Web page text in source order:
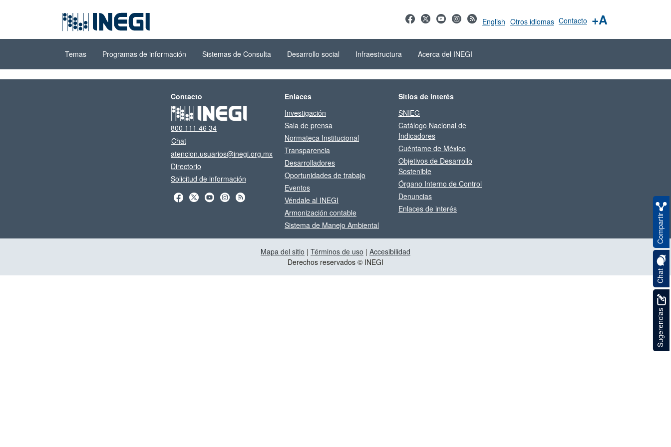
principal
(INEGI)
English Otros idiomas Contacto +A
Temas Programas de información Sistemas de Consulta Desarrollo social Infraestructura Acerca del INEGI
Sugerencias
Chat
Compartir
Contacto
800 111 46 34
Chat
atencion.usuarios@inegi.org.mx
Directorio
Solicitud de información
Enlaces
Investigación
Sala de prensa
Normateca Institucional
Transparencia
Desarrolladores
Oportunidades de trabajo
Eventos
Véndale al INEGI
Armonización contable
Sistema de Manejo Ambiental
Sitios de interés
SNIEG
Catálogo Nacional de
Indicadores
Cuéntame de México
Objetivos de Desarrollo
Sostenible
Órgano Interno de Control
Denuncias
Enlaces de interés
Mapa del sitio | Términos de uso | Accesibilidad
Derechos reservados © INEGI